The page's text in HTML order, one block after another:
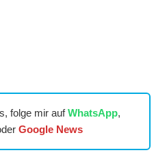
folge mir aufWhatsApp,
Google News